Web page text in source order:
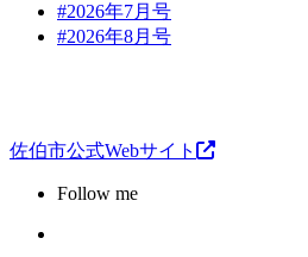
#2026年7月号
#2026年8月号
佐伯市公式Webサイト
Follow me